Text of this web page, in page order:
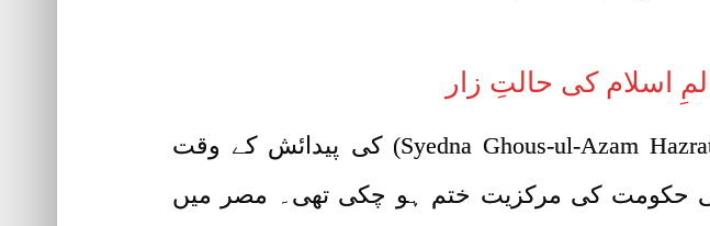
اسلام کی حالتِ زار
سیدّنا غوث الاعظم رضی اللہ عنہٗ (Syedna Ghous-ul-Azam Hazrat Sheikh Abdul Qadir Jilani) کی پیدائش کے وقت
حکومت کی مرکزیت ختم ہو چکی تھی۔ مصر میں